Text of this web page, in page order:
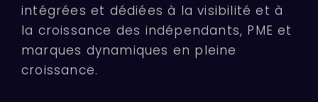
intégrées et dédiées à la visibilité et à
la croissance des indépendants, PME et
marques dynamiques en pleine
croissance.